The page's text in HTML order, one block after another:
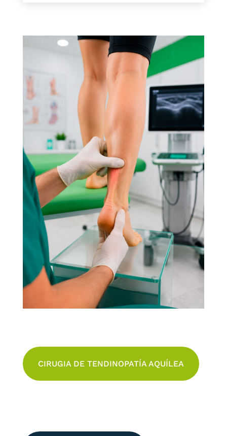
CIRUGIA DE TENDINOPATÍA AQUÍLEA